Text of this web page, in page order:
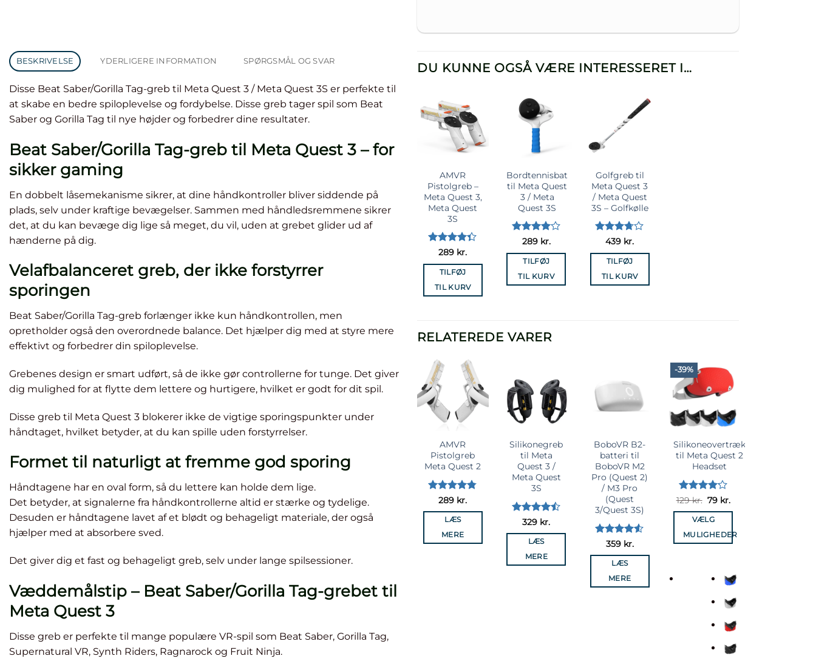
BESKRIVELSE YDERLIGERE INFORMATION SPØRGSMÅL OG SVAR
Disse Beat Saber/Gorilla Tag-greb til Meta Quest 3 / Meta Quest 3S er perfekte til
at skabe en bedre spiloplevelse og fordybelse. Disse greb tager spil som Beat
Saber og Gorilla Tag til nye højder og forbedrer dine resultater.
Beat Saber/Gorilla Tag-greb til Meta Quest 3 – for
sikker gaming
En dobbelt låsemekanisme sikrer, at dine håndkontroller bliver siddende på
plads, selv under kraftige bevægelser. Sammen med håndledsremmene sikrer
det, at du kan bevæge dig lige så meget, du vil, uden at grebet glider ud af
hænderne på dig.
Velafbalanceret greb, der ikke forstyrrer
sporingen
Beat Saber/Gorilla Tag-greb forlænger ikke kun håndkontrollen, men
opretholder også den overordnede balance. Det hjælper dig med at styre mere
effektivt og forbedrer din spiloplevelse.
Grebenes design er smart udført, så de ikke gør controllerne for tunge. Det giver
dig mulighed for at flytte dem lettere og hurtigere, hvilket er godt for dit spil.
Disse greb til Meta Quest 3 blokerer ikke de vigtige sporingspunkter under
håndtaget, hvilket betyder, at du kan spille uden forstyrrelser.
Formet til naturligt at fremme god sporing
Håndtagene har en oval form, så du lettere kan holde dem lige.
Det betyder, at signalerne fra håndkontrollerne altid er stærke og tydelige.
Desuden er håndtagene lavet af et blødt og behageligt materiale, der også
hjælper med at absorbere sved.
Det giver dig et fast og behageligt greb, selv under lange spilsessioner.
Væddemålstip – Beat Saber/Gorilla Tag-grebet til
Meta Quest 3
Disse greb er perfekte til mange populære VR-spil som Beat Saber, Gorilla Tag,
Supernatural VR, Synth Riders, Ragnarock og Fruit Ninja.
DU KUNNE OGSÅ VÆRE INTERESSERET I…
Læg til i
önskelista
AMVR
Pistolgreb –
Meta Quest 3,
Meta Quest
3S
Vurderet
af 5
289 kr.
TILFØJ
TIL KURV
Læg til i
önskelista
Bordtennisbat
til Meta Quest
3 / Meta
Quest 3S
Vurderet
289 kr.
TILFØJ
TIL KURV
Læg til i
önskelista
Golfgreb til
Meta Quest 3
/ Meta Quest
3S – Golfkølle
Vurderet
af 5
439 kr.
TILFØJ
TIL KURV
RELATEREDE VARER
Læg til i
önskelista
AMVR
Pistolgreb
Meta Quest 2
Vurderet
289 kr.
LÆS
MERE
Læg til i
önskelista
Silikonegreb
til Meta
Quest 3 /
Meta Quest
3S
Vurderet
329 kr.
LÆS
MERE
Læg til i
önskelista
BoboVR B2-
batteri til
BoboVR M2
Pro (Quest 2)
/ M3 Pro
(Quest
3/Quest 3S)
Vurderet
359 kr.
LÆS
MERE
-39%
Læg til i
Silikoneovertræk
til Meta Quest 2
Headset
Vurderet
af 5
129kr. Den
pris
var:
129 kr..
79 kr.Den
79 kr..
VÆLG
MULIGHEDER
har
varianter.
Mulighederne
vælges